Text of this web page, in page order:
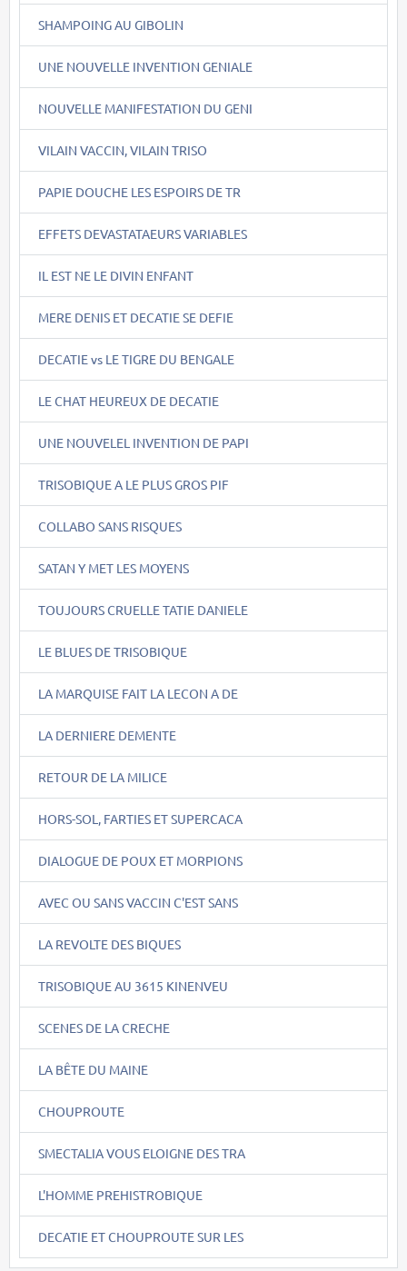
SHAMPOING AU GIBOLIN
UNE NOUVELLE INVENTION GENIALE
NOUVELLE MANIFESTATION DU GENI
VILAIN VACCIN, VILAIN TRISO
PAPIE DOUCHE LES ESPOIRS DE TR
EFFETS DEVASTATAEURS VARIABLES
IL EST NE LE DIVIN ENFANT
MERE DENIS ET DECATIE SE DEFIE
DECATIE vs LE TIGRE DU BENGALE
LE CHAT HEUREUX DE DECATIE
UNE NOUVELEL INVENTION DE PAPI
TRISOBIQUE A LE PLUS GROS PIF
COLLABO SANS RISQUES
SATAN Y MET LES MOYENS
TOUJOURS CRUELLE TATIE DANIELE
LE BLUES DE TRISOBIQUE
LA MARQUISE FAIT LA LECON A DE
LA DERNIERE DEMENTE
RETOUR DE LA MILICE
HORS-SOL, FARTIES ET SUPERCACA
DIALOGUE DE POUX ET MORPIONS
AVEC OU SANS VACCIN C'EST SANS
LA REVOLTE DES BIQUES
TRISOBIQUE AU 3615 KINENVEU
SCENES DE LA CRECHE
LA BÊTE DU MAINE
CHOUPROUTE
SMECTALIA VOUS ELOIGNE DES TRA
L'HOMME PREHISTROBIQUE
DECATIE ET CHOUPROUTE SUR LES